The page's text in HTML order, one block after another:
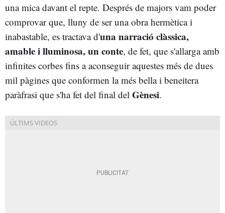
una mica davant el repte. Després de majors vam poder
comprovar que, lluny de ser una obra hermètica i
inabastable, es tractava d'una narració clàssica,
amable i lluminosa, un conte, de fet, que s'allarga amb
infinites corbes fins a aconseguir aquestes més de dues
mil pàgines que conformen la més bella i beneitera
paràfrasi que s'ha fet del final del Gènesi.